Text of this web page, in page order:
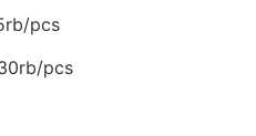
pcs
pcs